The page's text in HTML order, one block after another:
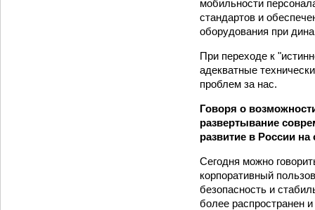
мобильности
стандартов и
оборудования при
При переходе к
адекватные
проблем за нас.
Говоря о
развертывание
развитие в России
Сегодня можно
корпоративный
безопасность и
более распространен